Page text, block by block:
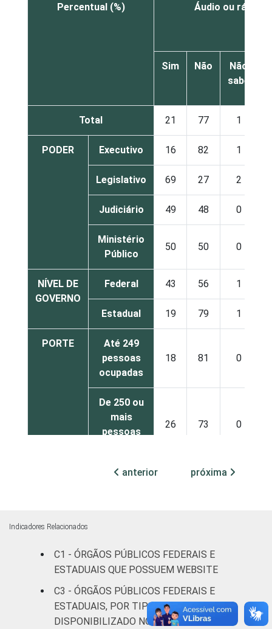
Percentual (%) Áudio ou rádio
Sim Não
Não
sabe
Total 21 77 1
PODER Executivo 16 82 1
Legislativo 69 27 2
Judiciário 49 48 0
Ministério
Público
50 50 0
NÍVEL DE
GOVERNO
Federal 43 56 1
Estadual 19 79 1
PORTE
Até 249
pessoas
ocupadas
18 81 0
De 250 ou
mais
pessoas
26 73 0
Não
Fonte: CGI.br/NIC.br, Centro Regional de
Sociedade da Informação (Cetic.br),
Pesquisa sobre o uso das tecnologias de
brasileiro - TIC Governo Eletrônico 2019.
anterior próxima
Indicadores Relacionados
C1 - ÓRGÃOS PÚBLICOS FEDERAIS E
ESTADUAIS QUE POSSUEM WEBSITE
C3 - ÓRGÃOS PÚBLICOS FEDERAIS E
ESTADUAIS, POR TIPO DE SERVIÇO
DISPONIBILIZADO NO WEBSITE